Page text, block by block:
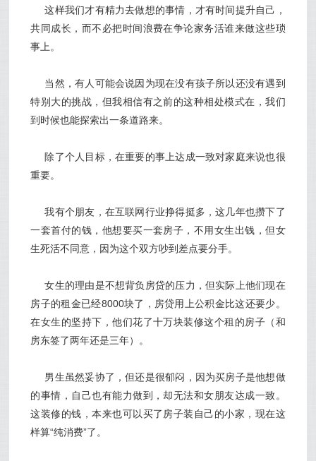
这样我们才有精力去做想的事情，才有时间提升自己，
共同成长，而不必把时间浪费在争论家务活谁来做这些琐
事上。
当然，有人可能会说因为现在没有孩子所以还没有遇到
特别大的挑战，但我相信有之前的这种相处模式在，我们
到时候也能探索出一条道路来。
除了个人目标，在重要的事上达成一致对家庭来说也很
重要。
我有个朋友，在互联网行业挣得挺多，这几年也攒下了
一套首付的钱，他想要买一套房子，不用女生出钱，但女
生死活不同意，因为这个双方吵到差点要分手。
女生的理由是不想背负房贷的压力，但实际上他们现在
房子的租金已经8000块了，房贷用上公积金比这还要少。
在女生的坚持下，他们花了十万块装修这个租的房子（和
房东签了两年还是三年）。
男生虽然妥协了，但还是很郁闷，因为买房子是他想做
的事情，自己也有能力做到，却无法和女朋友达成一致。
这装修的钱，本来也可以买了房子装自己的小家，现在这
样算“纯消费”了。